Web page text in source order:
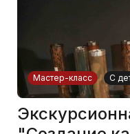
Мастер-класс С